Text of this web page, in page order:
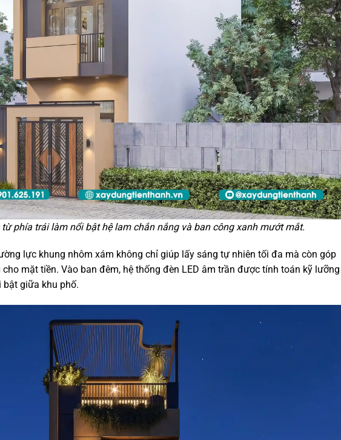
từ phía trái làm nổi bật hệ lam chắn nắng và ban công xanh mướt mắt.
lực khung nhôm xám không chỉ giúp lấy sáng tự nhiên tối đa mà còn góp
mặt tiền. Vào ban đêm, hệ thống đèn LED âm trần được tính toán kỹ lưỡng
giữa khu phố.